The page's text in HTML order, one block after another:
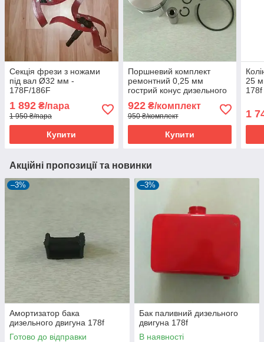
Секція фрези з ножами
під вал Ø32 мм -
178F/186F
1 892 ₴/пара
1 950 ₴/пара
Купити
Поршневий комплект
ремонтний 0,25 мм
гострий конус дизельного
922₴/комплект
950 ₴/комплект
Купити
25
178f
1
Акційні пропозиції та новинки
–3%
Амортизатор бака
дизельного двигуна 178f
Готово до відправки
–3%
Бак паливний дизельного
двигуна 178f
В наявності